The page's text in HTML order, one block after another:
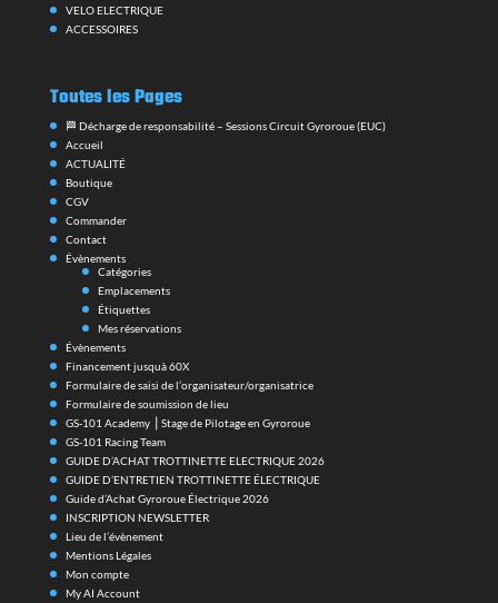
VELO ELECTRIQUE
ACCESSOIRES
Toutes les Pages
🏁 Décharge de responsabilité – Sessions Circuit Gyroroue (EUC)
Accueil
ACTUALITÉ
Boutique
CGV
Commander
Contact
Évènements
Catégories
Emplacements
Étiquettes
Mes réservations
Évènements
Financement jusquà 60X
Formulaire de saisi de l’organisateur/organisatrice
Formulaire de soumission de lieu
GS-101 Academy ⎪Stage de Pilotage en Gyroroue
GS-101 Racing Team
GUIDE D’ACHAT TROTTINETTE ELECTRIQUE 2026
GUIDE D’ENTRETIEN TROTTINETTE ÉLECTRIQUE
Guide d’Achat Gyroroue Électrique 2026
INSCRIPTION NEWSLETTER
Lieu de l’évènement
Mentions Légales
Mon compte
My AI Account